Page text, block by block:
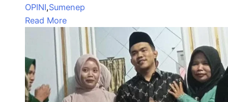
OPINI,Sumenep
Read More